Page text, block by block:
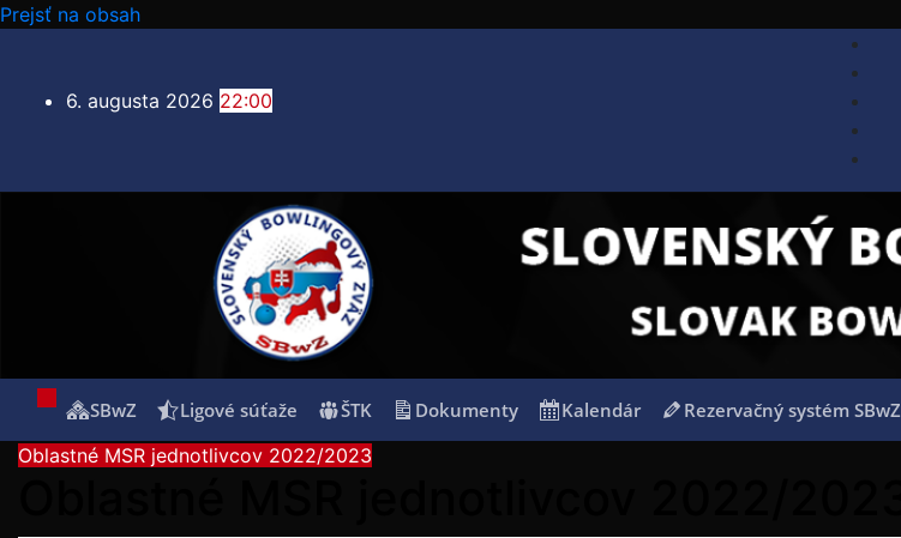
Prejsť na obsah
6. augusta 2026 22:00
SBwZ Ligové súťaže ŠTK Dokumenty Kalendár
Rezervačný systém SBwZ
Oblastné MSR jednotlivcov 2022/2023